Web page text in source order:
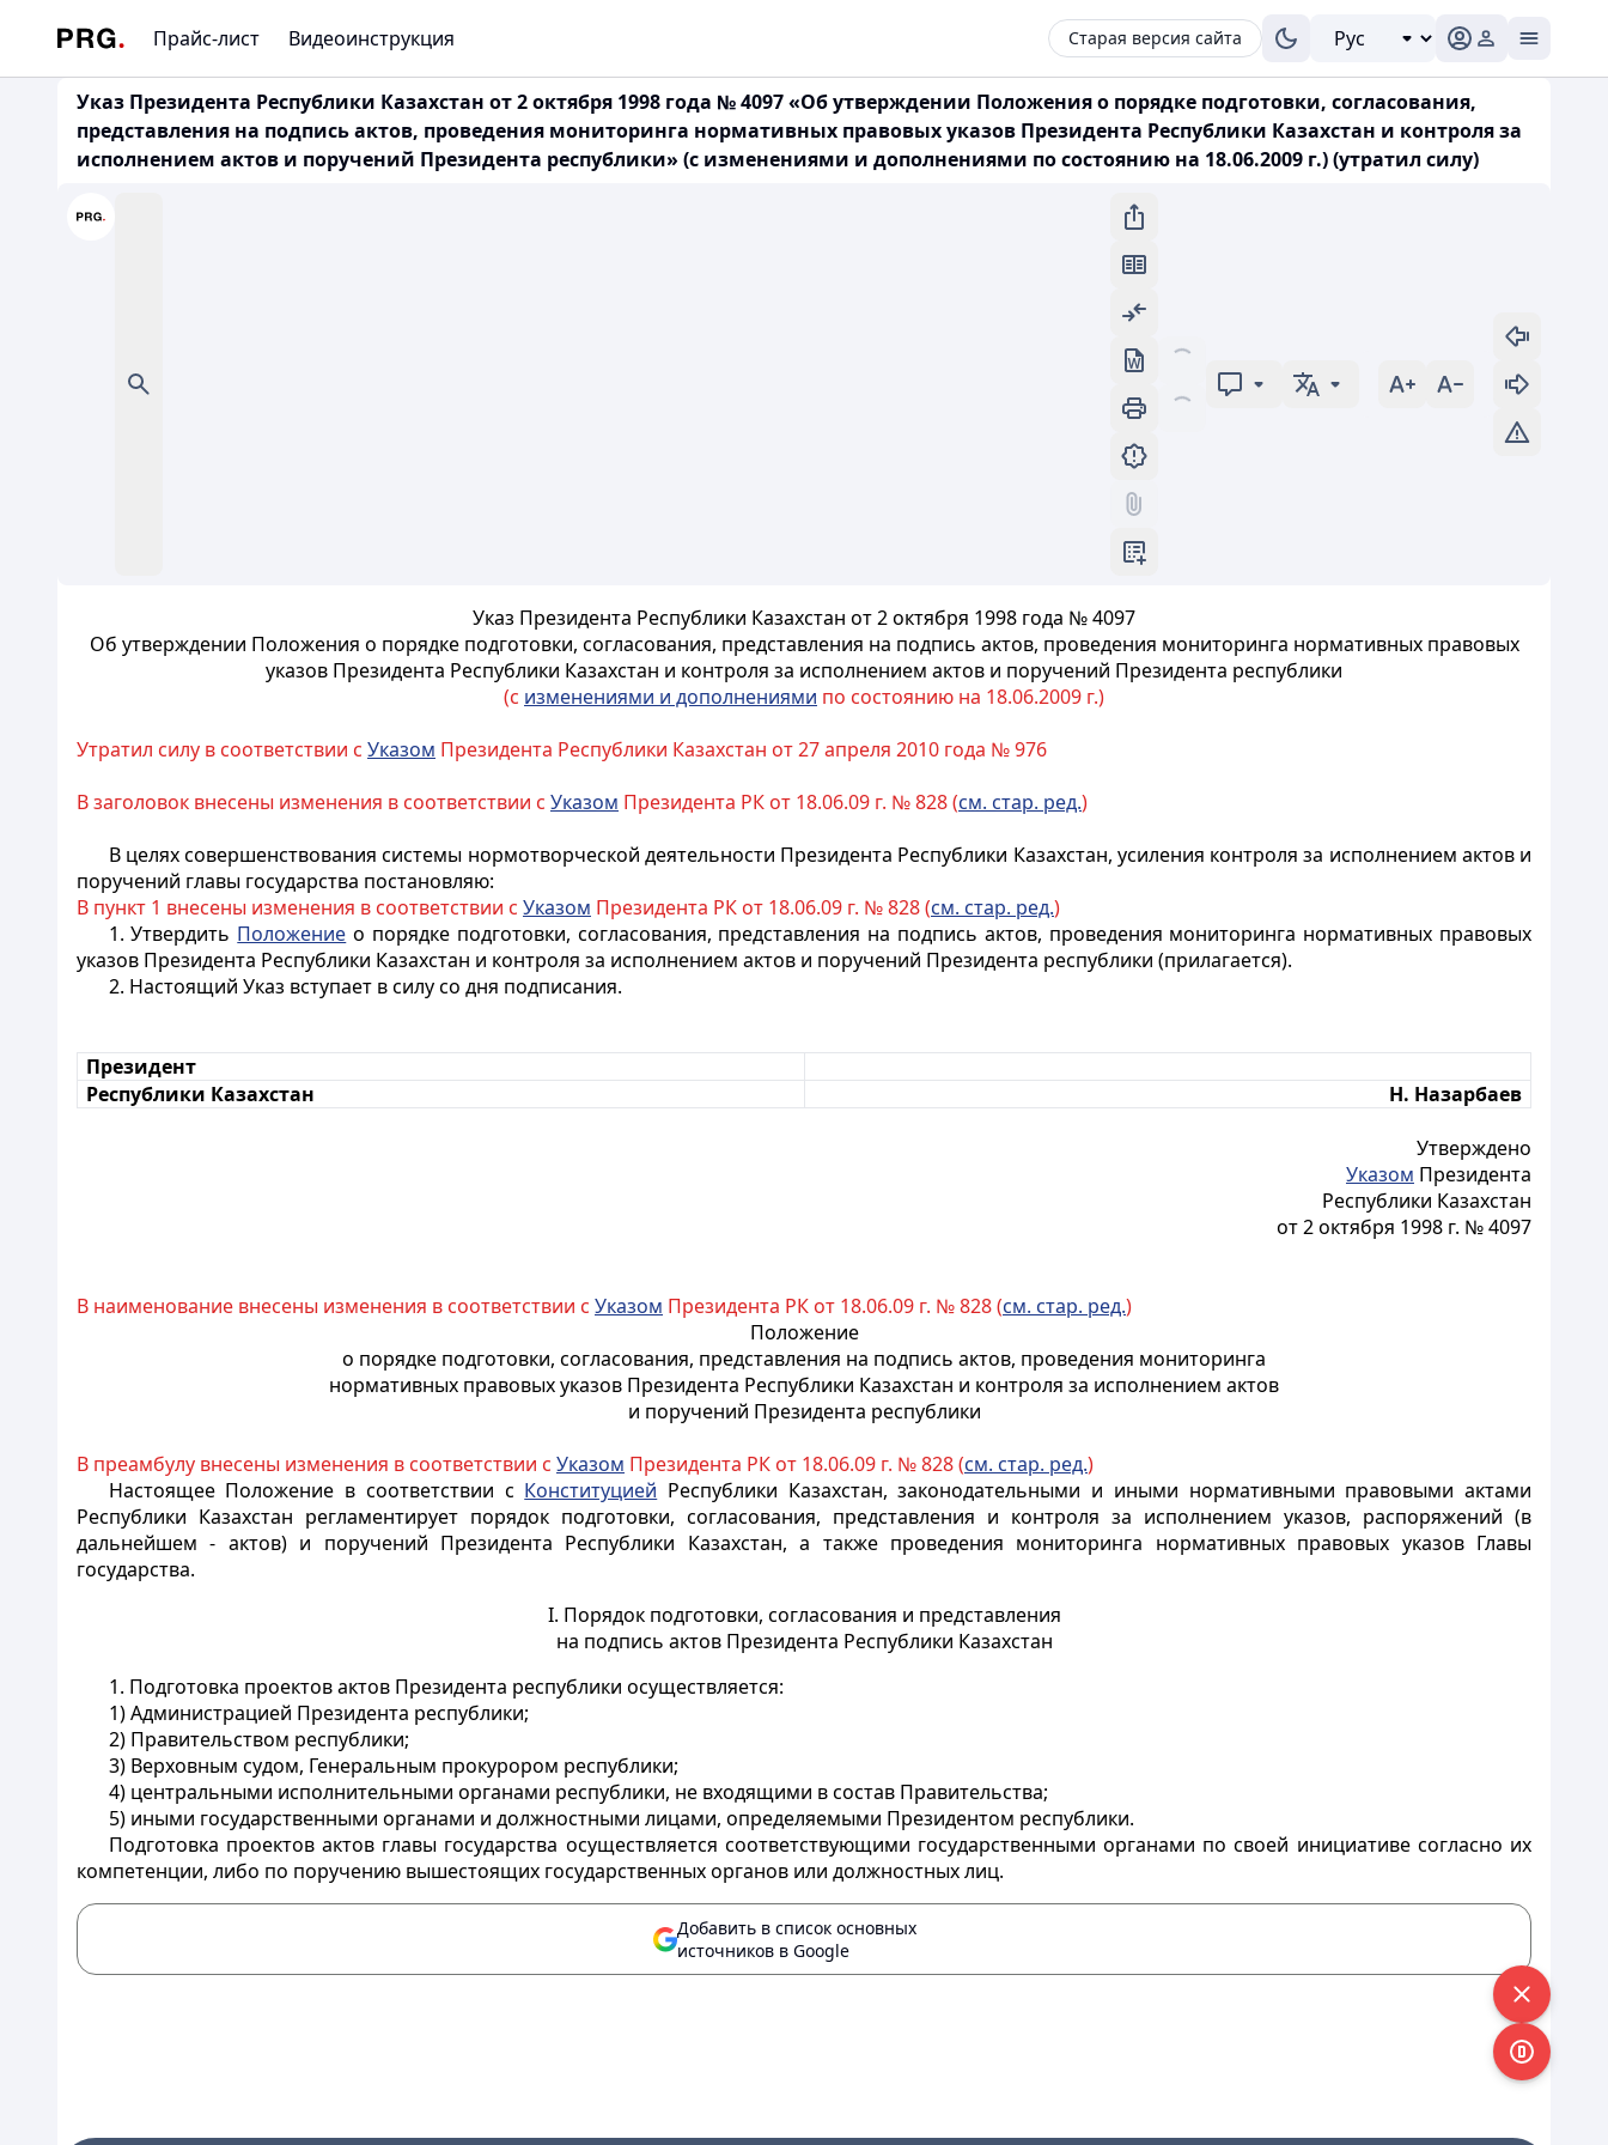
Прайс-лист Видеоинструкция Старая версия сайта
Указ Президента Республики Казахстан от 2 октября 1998 года № 4097 «Об утверждении Положения о порядке подготовки, согласования,
представления на подпись актов, проведения мониторинга нормативных правовых указов Президента Республики Казахстан и контроля за
исполнением актов и поручений Президента республики» (с изменениями и дополнениями по состоянию на 18.06.2009 г.) (утратил силу)
Указ Президента Республики Казахстан от 2 октября 1998 года № 4097
Об утверждении Положения о порядке подготовки, согласования, представления на подпись актов, проведения мониторинга нормативных правовых
указов Президента Республики Казахстан и контроля за исполнением актов и поручений Президента республики
(с изменениями и дополнениями по состоянию на 18.06.2009 г.)
Утратил силу в соответствии с Указом Президента Республики Казахстан от 27 апреля 2010 года № 976
В заголовок внесены изменения в соответствии с Указом Президента РК от 18.06.09 г. № 828 (см. стар. ред.)
В целях совершенствования системы нормотворческой деятельности Президента Республики Казахстан, усиления контроля за исполнением актов и
поручений главы государства постановляю:
В пункт 1 внесены изменения в соответствии с Указом Президента РК от 18.06.09 г. № 828 (см. стар. ред.)
1. Утвердить Положение о порядке подготовки, согласования, представления на подпись актов, проведения мониторинга нормативных правовых
указов Президента Республики Казахстан и контроля за исполнением актов и поручений Президента республики (прилагается).
2. Настоящий Указ вступает в силу со дня подписания.
Президент
Республики Казахстан
Н. Назарбаев
Утверждено
Указом Президента
Республики Казахстан
от 2 октября 1998 г. № 4097
В наименование внесены изменения в соответствии с Указом Президента РК от 18.06.09 г. № 828 (см. стар. ред.)
Положение
о порядке подготовки, согласования, представления на подпись актов, проведения мониторинга
нормативных правовых указов Президента Республики Казахстан и контроля за исполнением актов
и поручений Президента республики
В преамбулу внесены изменения в соответствии с Указом Президента РК от 18.06.09 г. № 828 (см. стар. ред.)
Настоящее Положение в соответствии с Конституцией Республики Казахстан, законодательными и иными нормативными правовыми актами
Республики Казахстан регламентирует порядок подготовки, согласования, представления и контроля за исполнением указов, распоряжений (в
дальнейшем - актов) и поручений Президента Республики Казахстан, а также проведения мониторинга нормативных правовых указов Главы
государства.
I. Порядок подготовки, согласования и представления
на подпись актов Президента Республики Казахстан
1. Подготовка проектов актов Президента республики осуществляется:
1) Администрацией Президента республики;
2) Правительством республики;
3) Верховным судом, Генеральным прокурором республики;
4) центральными исполнительными органами республики, не входящими в состав Правительства;
5) иными государственными органами и должностными лицами, определяемыми Президентом республики.
Подготовка проектов актов главы государства осуществляется соответствующими государственными органами по своей инициативе согласно их
компетенции, либо по поручению вышестоящих государственных органов или должностных лиц.
Добавить в список основных
источников в Google